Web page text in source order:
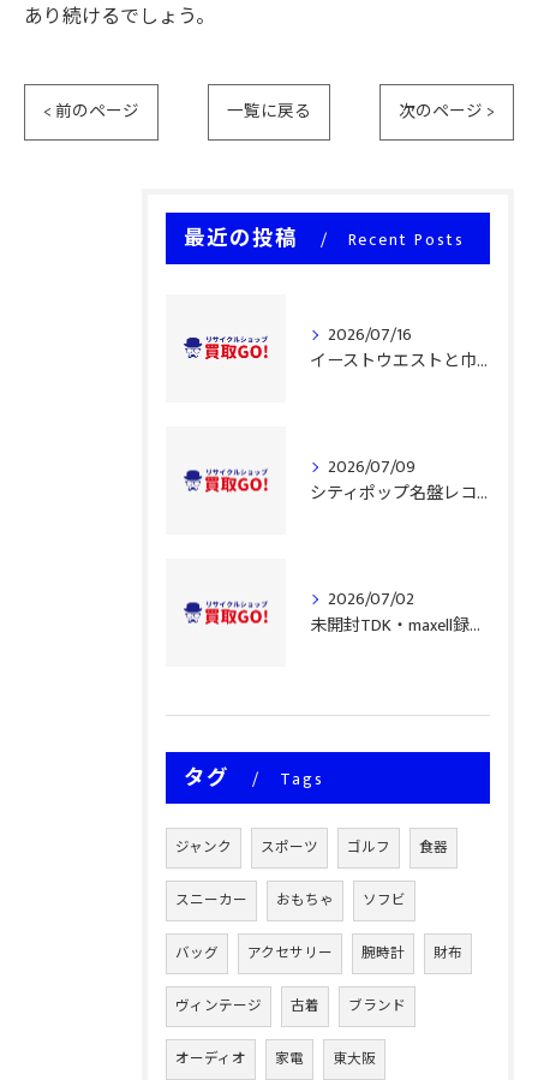
あり続けるでしょう。
< 前のページ 一覧に戻る 次のページ >
最近の投稿 Recent Posts
2026/07/16
イーストウエストと巾着型バッグ買取攻略
2026/07/09
シティポップ名盤レコード買取の深層分析
2026/07/02
未開封TDK・maxell録音用テープ買取事情
タグ Tags
ジャンク スポーツ ゴルフ 食器
スニーカー おもちゃ ソフビ
バッグ アクセサリー 腕時計 財布
ヴィンテージ 古着 ブランド
オーディオ 家電 東大阪